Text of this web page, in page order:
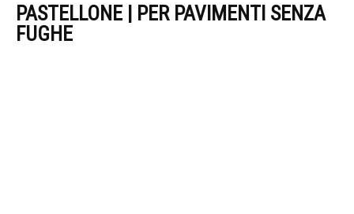
PASTELLONE | PER PAVIMENTI SENZA
FUGHE